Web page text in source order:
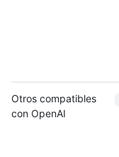
Otros compatibles
con OpenAI